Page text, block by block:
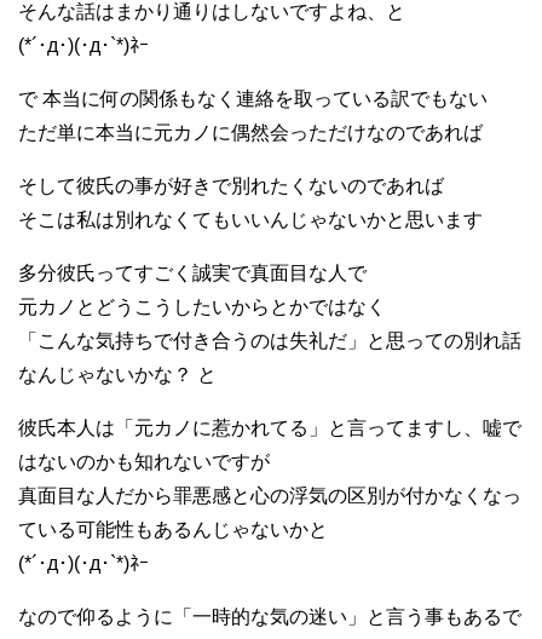
そんな話はまかり通りはしないですよね、と
(*´･д･)(･д･`*)ﾈｰ
で 本当に何の関係もなく連絡を取っている訳でもない
ただ単に本当に元カノに偶然会っただけなのであれば
そして彼氏の事が好きで別れたくないのであれば
そこは私は別れなくてもいいんじゃないかと思います
多分彼氏ってすごく誠実で真面目な人で
元カノとどうこうしたいからとかではなく
「こんな気持ちで付き合うのは失礼だ」と思っての別れ話
なんじゃないかな？ と
彼氏本人は「元カノに惹かれてる」と言ってますし、嘘で
はないのかも知れないですが
真面目な人だから罪悪感と心の浮気の区別が付かなくなっ
ている可能性もあるんじゃないかと
(*´･д･)(･д･`*)ﾈｰ
なので仰るように「一時的な気の迷い」と言う事もあるで